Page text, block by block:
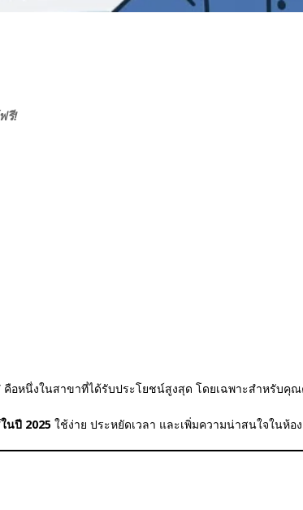
รี!
คือหนึ่งในสาขาที่ได้รับประโยชน์สูงสุด โดยเฉพาะสำหรับคุ
นปี 2025 ใช้ง่าย ประหยัดเวลา และเพิ่มความน่าสนใจในห้อง